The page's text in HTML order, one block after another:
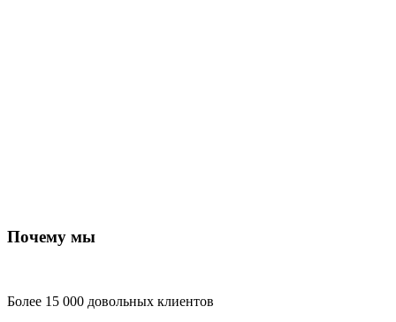
Почему мы
Более 15 000 довольных клиентов